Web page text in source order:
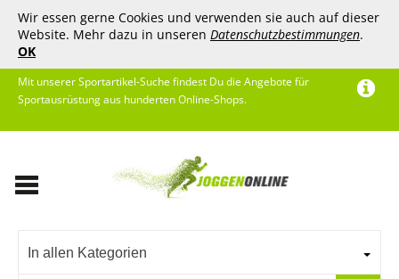
Wir essen gerne Cookies und verwenden sie auch auf dieser
Website. Mehr dazu in unseren Datenschutzbestimmungen.
OK
Mit unserer Sportartikel-Suche findest Du die Angebote für
Sportausrüstung aus hunderten Online-Shops.
In allen Kategorien